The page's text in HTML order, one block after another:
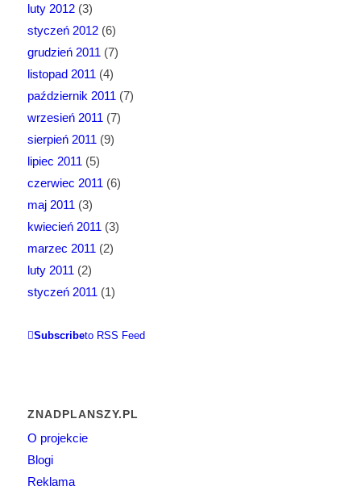
luty 2012(3)
styczeń 2012(6)
grudzień 2011 (7)
listopad 2011 (4)
październik 2011 (7)
wrzesień 2011 (7)
sierpień 2011 (9)
lipiec 2011 (5)
czerwiec 2011 (6)
maj 2011 (3)
kwiecień 2011 (3)
marzec 2011 (2)
luty 2011 (2)
styczeń 2011 (1)
Subscribeto RSS Feed
ZNADPLANSZY.PL
O projekcie
Blogi
Reklama